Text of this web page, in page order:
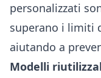
personalizzati
superano i limiti
aiutando a
Modelli